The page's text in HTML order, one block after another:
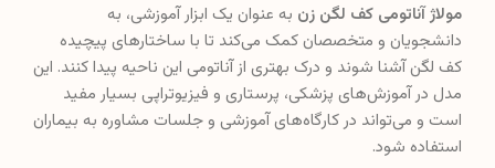
مولاژ آناتومی کف لگن زن به عنوان یک ابزار آموزشی، به
دانشجویان و متخصصان کمک می‌کند تا با ساختارهای پیچیده
کف لگن آشنا شوند و درک بهتری از آناتومی این ناحیه پیدا کنند. این
مدل در آموزش‌های پزشکی، پرستاری و فیزیوتراپی بسیار مفید
است و می‌تواند در کارگاه‌های آموزشی و جلسات مشاوره به بیماران
استفاده شود.